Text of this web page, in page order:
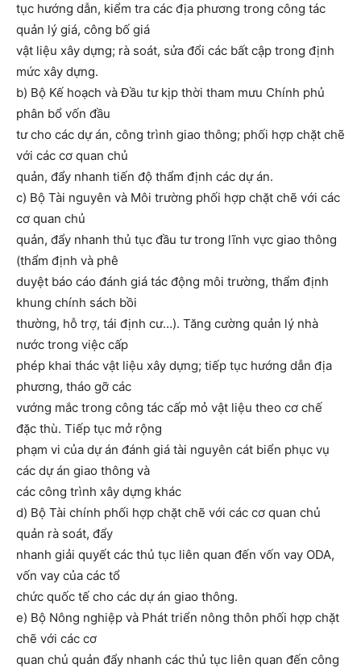
tục hướng dẫn, kiểm tra các địa phương trong công tác
quản lý giá, công bố giá
vật liệu xây dựng; rà soát, sửa đổi các bất cập trong định
mức xây dựng.
b) Bộ Kế hoạch và Đầu tư kịp thời tham mưu Chính phủ
phân bổ vốn đầu
tư cho các dự án, công trình giao thông; phối hợp chặt chẽ
với các cơ quan chủ
quản, đẩy nhanh tiến độ thẩm định các dự án.
c) Bộ Tài nguyên và Môi trường phối hợp chặt chẽ với các
cơ quan chủ
quản, đẩy nhanh thủ tục đầu tư trong lĩnh vực giao thông
(thẩm định và phê
duyệt báo cáo đánh giá tác động môi trường, thẩm định
khung chính sách bồi
thường, hỗ trợ, tái định cư…). Tăng cường quản lý nhà
nước trong việc cấp
phép khai thác vật liệu xây dựng; tiếp tục hướng dẫn địa
phương, tháo gỡ các
vướng mắc trong công tác cấp mỏ vật liệu theo cơ chế
đặc thù. Tiếp tục mở rộng
phạm vi của dự án đánh giá tài nguyên cát biển phục vụ
các dự án giao thông và
các công trình xây dựng khác
d) Bộ Tài chính phối hợp chặt chẽ với các cơ quan chủ
quản rà soát, đẩy
nhanh giải quyết các thủ tục liên quan đến vốn vay ODA,
vốn vay của các tổ
chức quốc tế cho các dự án giao thông.
e) Bộ Nông nghiệp và Phát triển nông thôn phối hợp chặt
chẽ với các cơ
quan chủ quản đẩy nhanh các thủ tục liên quan đến công